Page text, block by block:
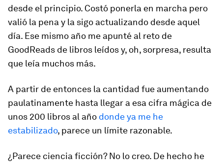
desde el principio. Costó ponerla en marcha pero
valió la pena y la sigo actualizando desde aquel
día. Ese mismo año me apunté al reto de
GoodReads de libros leídos y, oh, sorpresa, resulta
que leía muchos más.
A partir de entonces la cantidad fue aumentando
paulatinamente hasta llegar a esa cifra mágica de
unos 200 libros al año donde ya me he
estabilizado, parece un límite razonable.
¿Parece ciencia ficción? No lo creo. De hecho he